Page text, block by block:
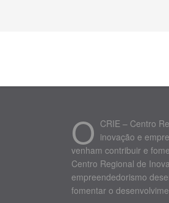
O CRIE – Centro
inovação e
venham contribuir e
Centro Regional de
empreendedorismo
fomentar o